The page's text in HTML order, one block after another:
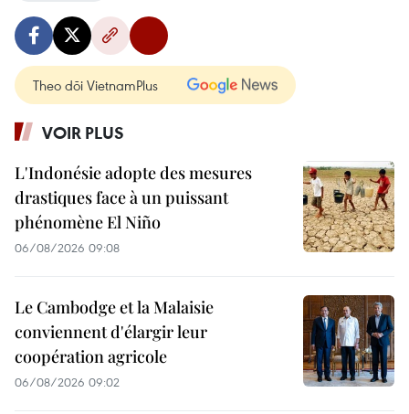
Theo dõi VietnamPlus
VOIR PLUS
L'Indonésie adopte des mesures
drastiques face à un puissant
phénomène El Niño
06/08/2026 09:08
Le Cambodge et la Malaisie
conviennent d'élargir leur
coopération agricole
06/08/2026 09:02